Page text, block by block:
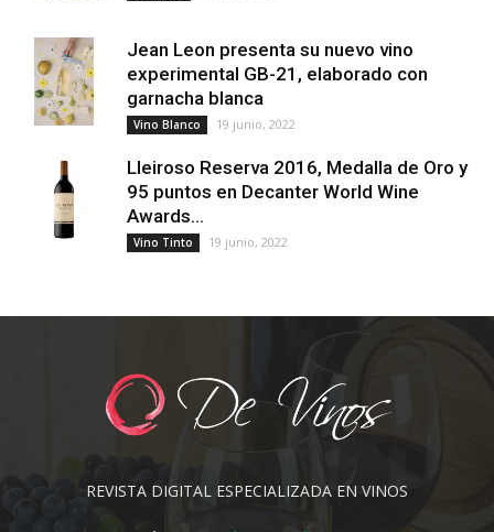
Jean Leon presenta su nuevo vino
experimental GB-21, elaborado con
garnacha blanca
Vino Blanco 19 junio, 2022
Lleiroso Reserva 2016, Medalla de Oro y
95 puntos en Decanter World Wine
Awards...
Vino Tinto 19 junio, 2022
REVISTA DIGITAL ESPECIALIZADA EN VINOS